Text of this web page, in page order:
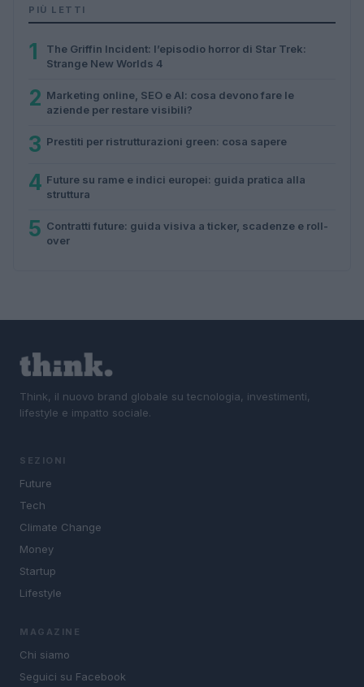
PIÙ LETTI
1
The Griffin Incident: l’episodio horror di Star Trek:
Strange New Worlds 4
2 Marketing online, SEO e AI: cosa devono fare le
aziende per restare visibili?
3 Prestiti per ristrutturazioni green: cosa sapere
4 Future su rame e indici europei: guida pratica alla
struttura
5 Contratti future: guida visiva a ticker, scadenze e roll-
over
Think, il nuovo brand globale su tecnologia, investimenti,
lifestyle e impatto sociale.
SEZIONI
Future
Tech
Climate Change
Money
Startup
Lifestyle
MAGAZINE
Chi siamo
Seguici su Facebook